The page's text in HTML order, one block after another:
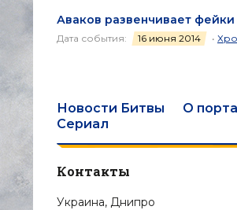
Аваков развенчивает
Дата события: 16 июня 2014 •
Новости Битвы О
Сериал
Контакты
Украина, Днипро